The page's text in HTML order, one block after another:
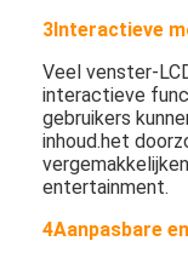
3Interactieve
Veel venster-
interactieve
gebruikers
inhoud.het
entertainment.
4Aanpasbare